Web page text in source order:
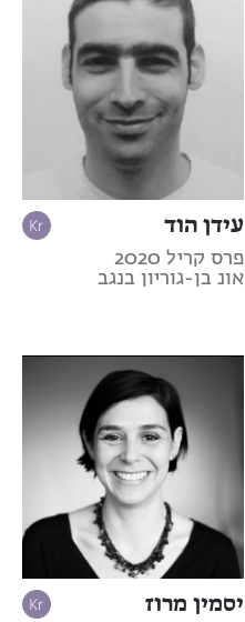
עידן הוד
פרס קריל 2020
אונ בן-גוריון בנגב
יסמין מרוז